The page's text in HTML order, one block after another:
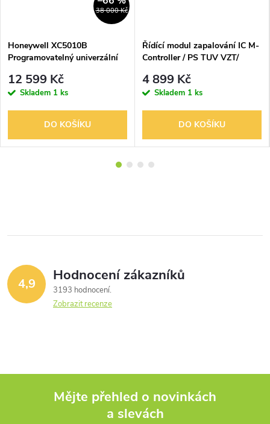
38 000 Kč
Honeywell XC5010B
Programovatelný univerzální
12 599 Kč
Skladem 1 ks
DO KOŠÍKU
Řídící modul zapalování IC M-
Controller / PS TUV VZT/
4 899 Kč
Skladem 1 ks
DO KOŠÍKU
4,9 Hodnocení zákazníků
3193 hodnocení
Zobrazit recenze
Mějte přehled o novinkách
a slevách